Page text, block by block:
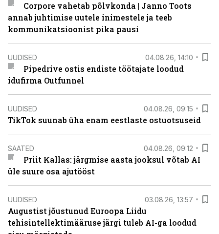
Corpore vahetab põlvkonda | Janno Toots
annab juhtimise uutele inimestele ja teeb
kommunikatsioonist pika pausi
UUDISED 04.08.26, 14:10
Pipedrive ostis endiste töötajate loodud
idufirma Outfunnel
UUDISED 04.08.26, 09:15
TikTok suunab üha enam eestlaste ostuotsuseid
SAATED 04.08.26, 09:12
Priit Kallas: järgmise aasta jooksul võtab AI
üle suure osa ajutööst
UUDISED 03.08.26, 13:57
Augustist jõustunud Euroopa Liidu
tehisintellektimääruse järgi tuleb AI-ga loodud